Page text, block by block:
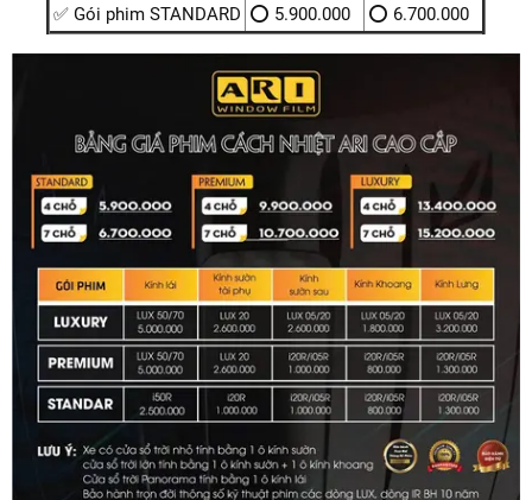
✅ Gói phim STANDARD ⭕ 5.900.000 ⭕ 6.700.000